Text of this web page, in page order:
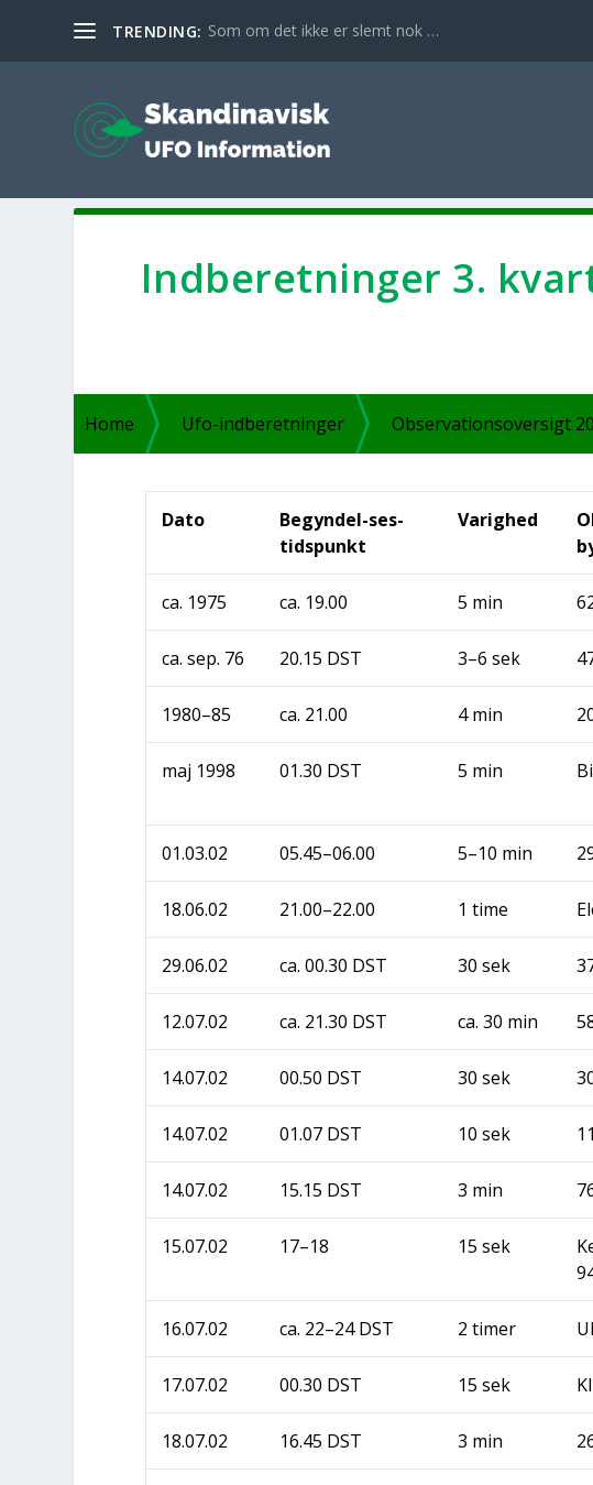
TRENDING: Som om det ikke er slemt nok …
Ind­be­ret­nin­ger 3.
Home Ufo-ind­­be­ret­­nin­­ger Obser­va­tions­over­sigt
Dato
Begyn­del-ses­
tids­punkt
Varig­hed
ca. 1975 ca. 19.00 5 min
ca. sep. 76 20.15 DST 3–6 sek
1980–85 ca. 21.00 4 min
maj 1998 01.30 DST 5 min
01.03.02 05.45–06.00 5–10 min
18.06.02 21.00–22.00 1 time
29.06.02 ca. 00.30 DST 30 sek
12.07.02 ca. 21.30 DST ca. 30 min
14.07.02 00.50 DST 30 sek
14.07.02 01.07 DST 10 sek
14.07.02 15.15 DST 3 min
15.07.02 17–18 15 sek
16.07.02 ca. 22–24 DST 2 timer
17.07.02 00.30 DST 15 sek
18.07.02 16.45 DST 3 min